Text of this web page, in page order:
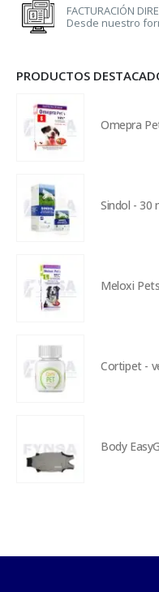
FACTURACIÓN
Desde nuestro
PRODUCTOS
Omepra
Sindol - 30
Meloxi
Cortipet -
Body